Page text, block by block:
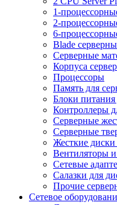
1-
2-
6-
Blade
Серверные
Корпуса
Процессоры
Память для
Блоки питания
Контроллеры
Серверные
Серверные
Жесткие диски
Вентиляторы и
Сетевые
Салазки для
Прочие
Сетевое